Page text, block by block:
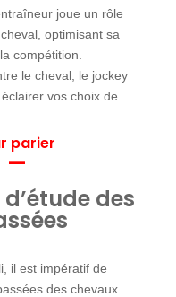
joue un rôle
optimisant sa
compétition.
le cheval, le jockey
vos choix de
parier
des
il est impératif de
des chevaux